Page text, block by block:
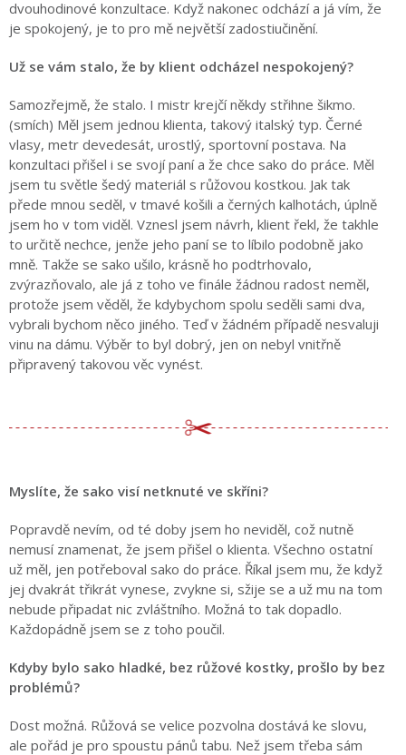
dvouhodinové konzultace. Když nakonec odchází a já vím, že
je spokojený, je to pro mě největší zadostiučinění.
Už se vám stalo, že by klient odcházel nespokojený?
Samozřejmě, že stalo. I mistr krejčí někdy střihne šikmo.
(smích) Měl jsem jednou klienta, takový italský typ. Černé
vlasy, metr devedesát, urostlý, sportovní postava. Na
konzultaci přišel i se svojí paní a že chce sako do práce. Měl
jsem tu světle šedý materiál s růžovou kostkou. Jak tak
přede mnou seděl, v tmavé košili a černých kalhotách, úplně
jsem ho v tom viděl. Vznesl jsem návrh, klient řekl, že takhle
to určitě nechce, jenže jeho paní se to líbilo podobně jako
mně. Takže se sako ušilo, krásně ho podtrhovalo,
zvýrazňovalo, ale já z toho ve finále žádnou radost neměl,
protože jsem věděl, že kdybychom spolu seděli sami dva,
vybrali bychom něco jiného. Teď v žádném případě nesvaluji
vinu na dámu. Výběr to byl dobrý, jen on nebyl vnitřně
připravený takovou věc vynést.
Myslíte, že sako visí netknuté ve skříni?
Popravdě nevím, od té doby jsem ho neviděl, což nutně
nemusí znamenat, že jsem přišel o klienta. Všechno ostatní
už měl, jen potřeboval sako do práce. Říkal jsem mu, že když
jej dvakrát třikrát vynese, zvykne si, sžije se a už mu na tom
nebude připadat nic zvláštního. Možná to tak dopadlo.
Každopádně jsem se z toho poučil.
Kdyby bylo sako hladké, bez růžové kostky, prošlo by bez
problémů?
Dost možná. Růžová se velice pozvolna dostává ke slovu,
ale pořád je pro spoustu pánů tabu. Než jsem třeba sám